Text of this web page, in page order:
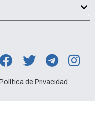
Política de Privacidad